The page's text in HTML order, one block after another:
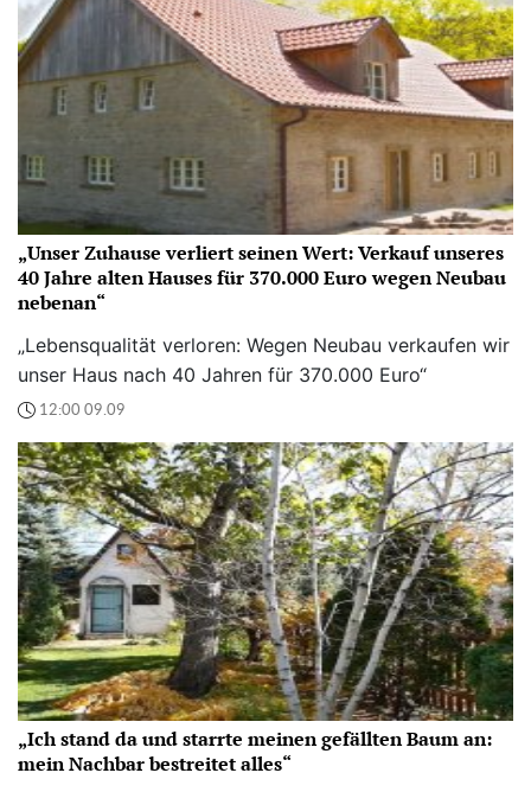
„Unser Zuhause verliert seinen Wert: Verkauf unseres
40 Jahre alten Hauses für 370.000 Euro wegen Neubau
nebenan“
„Lebensqualität verloren: Wegen Neubau verkaufen wir
unser Haus nach 40 Jahren für 370.000 Euro“
12:00 09.09
„Ich stand da und starrte meinen gefällten Baum an:
mein Nachbar bestreitet alles“